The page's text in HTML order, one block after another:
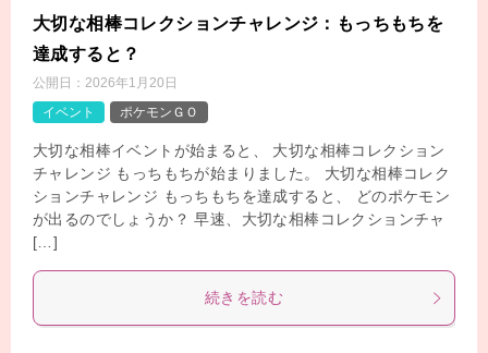
大切な相棒コレクションチャレンジ：もっちもちを
達成すると？
公開日： 2026年1月20日
イベント
ポケモンＧＯ
大切な相棒イベントが始まると、 大切な相棒コレクション
チャレンジ もっちもちが始まりました。 大切な相棒コレク
ションチャレンジ もっちもちを達成すると、 どのポケモン
が出るのでしょうか？ 早速、大切な相棒コレクションチャ
[…]
続きを読む